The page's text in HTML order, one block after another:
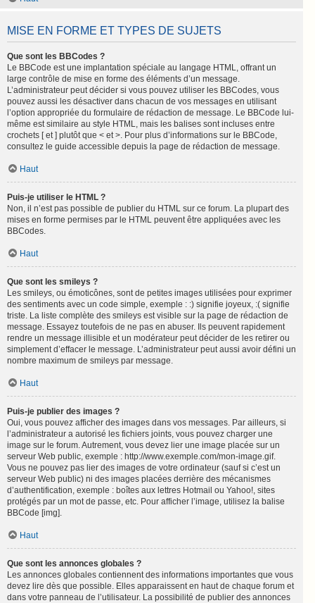
MISE EN FORME ET TYPES DE SUJETS
Que sont les BBCodes ?
Le BBCode est une implantation spéciale au langage HTML, offrant un
large contrôle de mise en forme des éléments d’un message.
L’administrateur peut décider si vous pouvez utiliser les BBCodes, vous
pouvez aussi les désactiver dans chacun de vos messages en utilisant
l’option appropriée du formulaire de rédaction de message. Le BBCode lui-
même est similaire au style HTML, mais les balises sont incluses entre
crochets [ et ] plutôt que < et >. Pour plus d’informations sur le BBCode,
consultez le guide accessible depuis la page de rédaction de message.
Haut
Puis-je utiliser le HTML ?
Non, il n’est pas possible de publier du HTML sur ce forum. La plupart des
mises en forme permises par le HTML peuvent être appliquées avec les
BBCodes.
Haut
Que sont les smileys ?
Les smileys, ou émoticônes, sont de petites images utilisées pour exprimer
des sentiments avec un code simple, exemple : :) signifie joyeux, :( signifie
triste. La liste complète des smileys est visible sur la page de rédaction de
message. Essayez toutefois de ne pas en abuser. Ils peuvent rapidement
rendre un message illisible et un modérateur peut décider de les retirer ou
simplement d’effacer le message. L’administrateur peut aussi avoir défini un
nombre maximum de smileys par message.
Haut
Puis-je publier des images ?
Oui, vous pouvez afficher des images dans vos messages. Par ailleurs, si
l’administrateur a autorisé les fichiers joints, vous pouvez charger une
image sur le forum. Autrement, vous devez lier une image placée sur un
serveur Web public, exemple : http://www.exemple.com/mon-image.gif.
Vous ne pouvez pas lier des images de votre ordinateur (sauf si c’est un
serveur Web public) ni des images placées derrière des mécanismes
d’authentification, exemple : boîtes aux lettres Hotmail ou Yahoo!, sites
protégés par un mot de passe, etc. Pour afficher l’image, utilisez la balise
BBCode [img].
Haut
Que sont les annonces globales ?
Les annonces globales contiennent des informations importantes que vous
devez lire dès que possible. Elles apparaissent en haut de chaque forum et
dans votre panneau de l’utilisateur. La possibilité de publier des annonces